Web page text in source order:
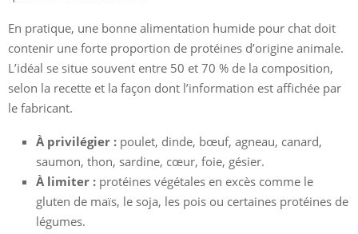
En pratique, une bonne alimentation humide pour chat doit
contenir une forte proportion de protéines d’origine animale.
L’idéal se situe souvent entre 50 et 70 % de la composition,
selon la recette et la façon dont l’information est affichée par
le fabricant.
À privilégier : poulet, dinde, bœuf, agneau, canard,
saumon, thon, sardine, cœur, foie, gésier.
À limiter : protéines végétales en excès comme le
gluten de maïs, le soja, les pois ou certaines protéines de
légumes.